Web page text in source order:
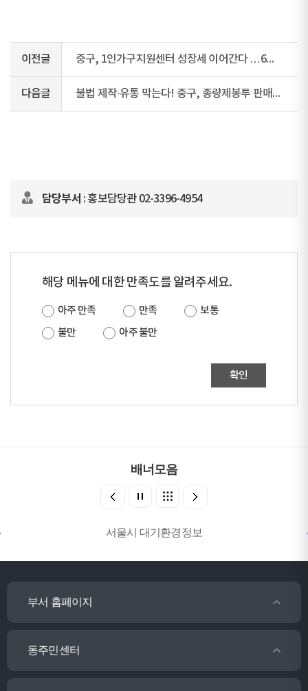
이전글 중구, 1인가구지원센터 성장세 이어간다 …6월 프로그램 풍성
다음글 불법 제작·유통 막는다! 중구, 종량제봉투 판매소 등 45곳 현장 점검
담당부서 : 홍보담당관 02-3396-4954
해당 메뉴에 대한 만족도를 알려주세요.
아주 만족 만족
보통
불만
아주 불만
확인
배너모음
서울시 대기환경정보
부서 홈페이지
동주민센터